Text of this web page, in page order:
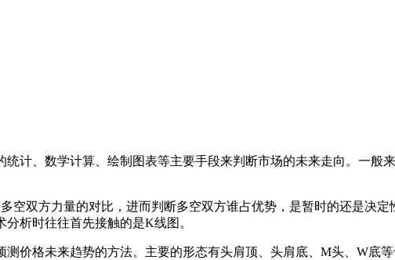
计、数学计算、绘制图表等主要手段来判断市场的未来走向。一般
空双方力量的对比，进而判断多空双方谁占优势，是暂时的还是决定
析时往往首先接触的是K线图。
价格未来趋势的方法。主要的形态有头肩顶、头肩底、M头、W底